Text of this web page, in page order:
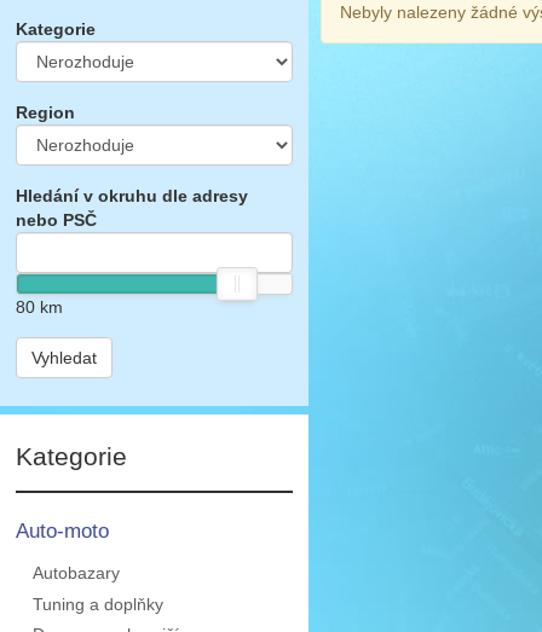
Kategorie
Region
Hledání v okruhu dle adresy
nebo PSČ
80km
Vyhledat
Kategorie
Auto-moto
Autobazary
Tuning a doplňky
Nebyly nalezeny žádné